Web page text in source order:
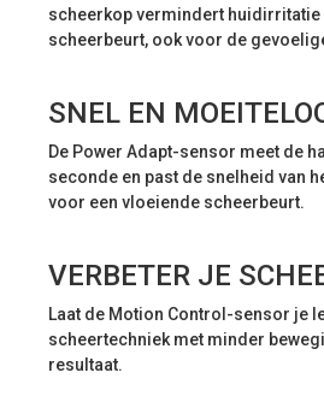
scheerkop vermindert
scheerbeurt, ook voor de
SNEL EN
De Power Adapt-sensor meet de
seconde en past de snelheid van
voor een vloeiende scheerbeurt.
VERBETER JE
Laat de Motion Control-sensor je
scheertechniek met minder
resultaat.